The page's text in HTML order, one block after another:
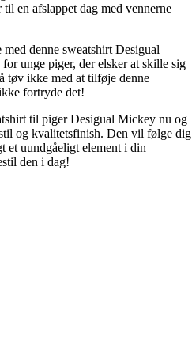
en afslappet dag med vennerne
denne sweatshirt Desigual
unge piger, der elsker at skille sig
tøv ikke med at tilføje denne
fortryde det!
til piger Desigual Mickey nu og
og kvalitetsfinish. Den vil følge dig
et uundgåeligt element i din
den i dag!